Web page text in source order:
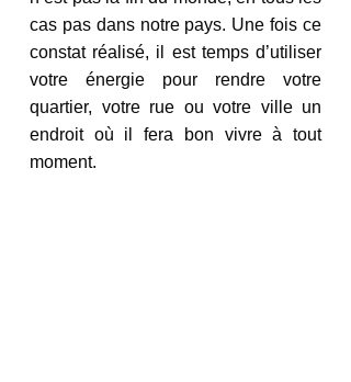
cas pas dans notre pays. Une fois ce
constat réalisé, il est temps d’utiliser
votre énergie pour rendre votre
quartier, votre rue ou votre ville un
endroit où il fera bon vivre à tout
moment.